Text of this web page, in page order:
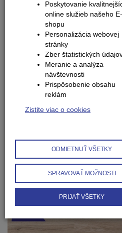
Dvere
Obklady na stenu
Obvodové lišty
Príslušenstvo k
Produkty
Podlahy
Floorpan
LP
Poskytovanie
online služieb našeho E-
shopu
Personalizácia webovej
stránky
Zber štatistických
Meranie a analýza
návštevnosti
Prispôsobenie obsahu
reklám
Zistite viac o cookies
ODMIETNUŤ VŠETKY
SPRAVOVAŤ MOŽNOSTI
PRIJAŤ VŠETKY